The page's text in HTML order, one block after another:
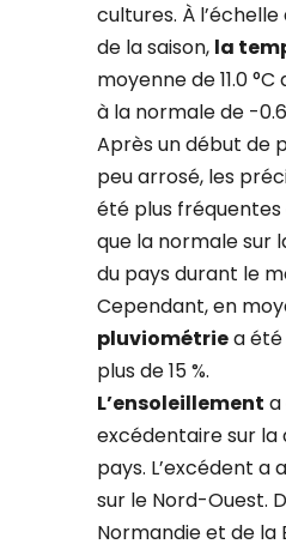
cultures. À
de la saison, la
moyenne de 11.0
à la normale de -0.6
Après un début de
peu arrosé, les
été plus
que la normale sur
du pays durant le
Cependant, en
pluviométriea été
plus de 15 %.
L’ensoleillement
excédentaire sur
pays. L’excédent a
sur le Nord-Ouest.
Normandie et de la